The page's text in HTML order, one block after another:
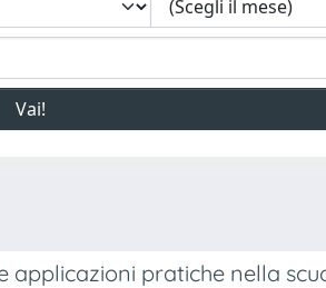
applicazioni pratiche nella